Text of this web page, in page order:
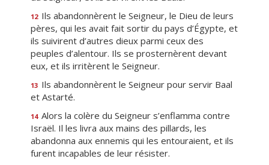
12 Ils abandonnèrent le Seigneur, le Dieu de leurs
pères, qui les avait fait sortir du pays d’Égypte, et
ils suivirent d’autres dieux parmi ceux des
peuples d’alentour. Ils se prosternèrent devant
eux, et ils irritèrent le Seigneur.
13 Ils abandonnèrent le Seigneur pour servir Baal
et Astarté.
14 Alors la colère du Seigneur s’enflamma contre
Israël. Il les livra aux mains des pillards, les
abandonna aux ennemis qui les entouraient, et ils
furent incapables de leur résister.